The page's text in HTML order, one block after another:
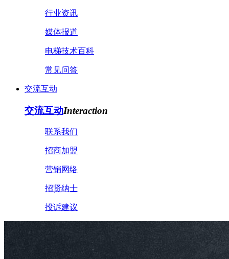
行业资讯
媒体报道
电梯技术百科
常见问答
交流互动
交流互动Interaction
联系我们
招商加盟
营销网络
招贤纳士
投诉建议